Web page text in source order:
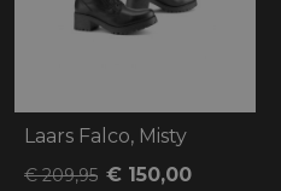
Laars Falco, Misty
€ 209,95 € 150,00